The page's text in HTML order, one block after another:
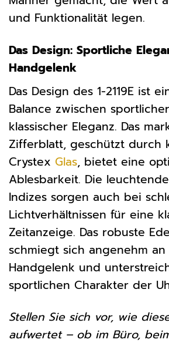
und Funktionalität legen.
Das Design: Sportliche
Handgelenk
Das Design des 1-2119E ist
Balance zwischen
klassischer Eleganz. Das
Zifferblatt, geschützt durch
Crystex Glas, bietet eine
Ablesbarkeit. Die
Indizes sorgen auch bei
Lichtverhältnissen für eine
Zeitanzeige. Das robuste
schmiegt sich angenehm an
Handgelenk und
sportlichen Charakter der
Stellen Sie sich vor, wie
aufwertet – ob im Büro,